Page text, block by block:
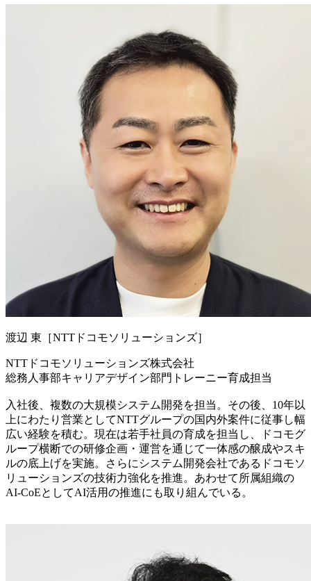
渡辺 東［NTTドコモソリューションズ］
NTTドコモソリューションズ株式会社
総務人事部キャリアデザイン部門トレーニー育成担当
入社後、複数の大規模システム開発を担当。その後、10年以
上にわたり営業としてNTTグループの国内外案件に従事し幅
広い経験を積む。現在は若手社員の育成を担当し、ドコモグ
ループ横断での研修企画・運営を通じて一体感の醸成やスキ
ルの底上げを実施。さらにシステム開発会社であるドコモソ
リューションズの技術力強化を推進。あわせて所属組織の
AI-CoEとしてAI活用の推進にも取り組んでいる。